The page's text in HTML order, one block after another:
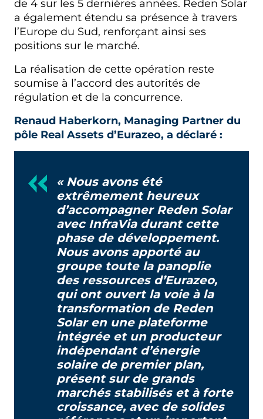
de 4 sur les 5 dernières années. Reden Solar
a également étendu sa présence à travers
l’Europe du Sud, renforçant ainsi ses
positions sur le marché.
La réalisation de cette opération reste
soumise à l’accord des autorités de
régulation et de la concurrence.
Renaud Haberkorn, Managing Partner du
pôle Real Assets d’Eurazeo, a déclaré :
« Nous avons été
extrêmement heureux
d’accompagner Reden Solar
avec InfraVia durant cette
phase de développement.
Nous avons apporté au
groupe toute la panoplie
des ressources d’Eurazeo,
qui ont ouvert la voie à la
transformation de Reden
Solar en une plateforme
intégrée et un producteur
indépendant d’énergie
solaire de premier plan,
présent sur de grands
marchés stabilisés et à forte
croissance, avec de solides